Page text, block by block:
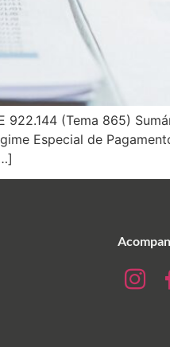
(Tema 865)
Especial de